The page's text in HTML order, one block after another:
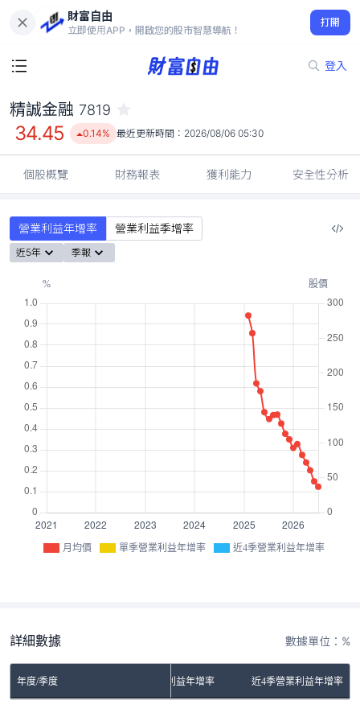
財富自由
立即使用APP，開啟您的股市智慧導航！
打開
登入
34.45
0.14%
精誠金融 7819
34.45 0.14% 最近更新時間： 2026/08/06 05:30
個股概覽 財務報表 獲利能力 安全性分析
營業利益年增率 營業利益季增率
近5年 季報
月均價 單季營業利益年增率 近4季營業利益年增率
詳細數據 數據單位：%
年度/季度 單季營業利益年增率 近4季營業利益年增率